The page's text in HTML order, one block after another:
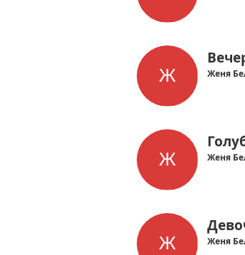
Женя
Женя
Женя